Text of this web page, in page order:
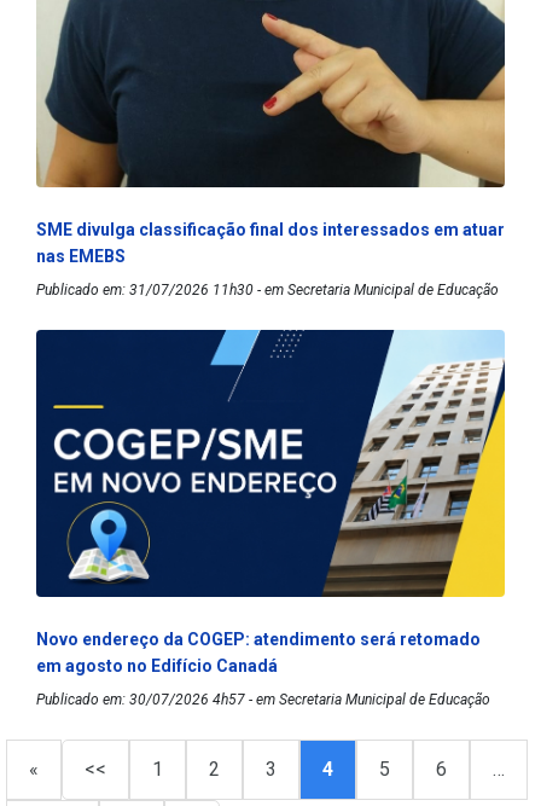
SME divulga classificação final dos interessados em atuar
nas EMEBS
Publicado em: 31/07/2026 11h30 - em Secretaria Municipal de Educação
Novo endereço da COGEP: atendimento será retomado
em agosto no Edifício Canadá
Publicado em: 30/07/2026 4h57 - em Secretaria Municipal de Educação
« << 1 2 3 4 5 6 …